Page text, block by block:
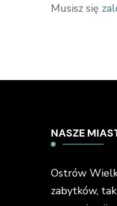
Musisz się
NASZE
Ostrów
zabytków,